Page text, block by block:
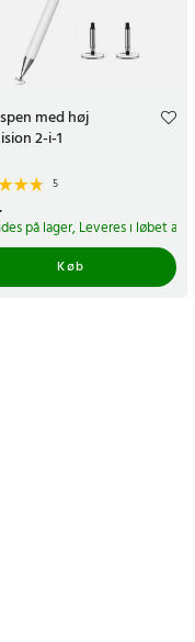
med høj
2-i-1
5
99 kr.
på lager, Leveres i løbet af
Køb